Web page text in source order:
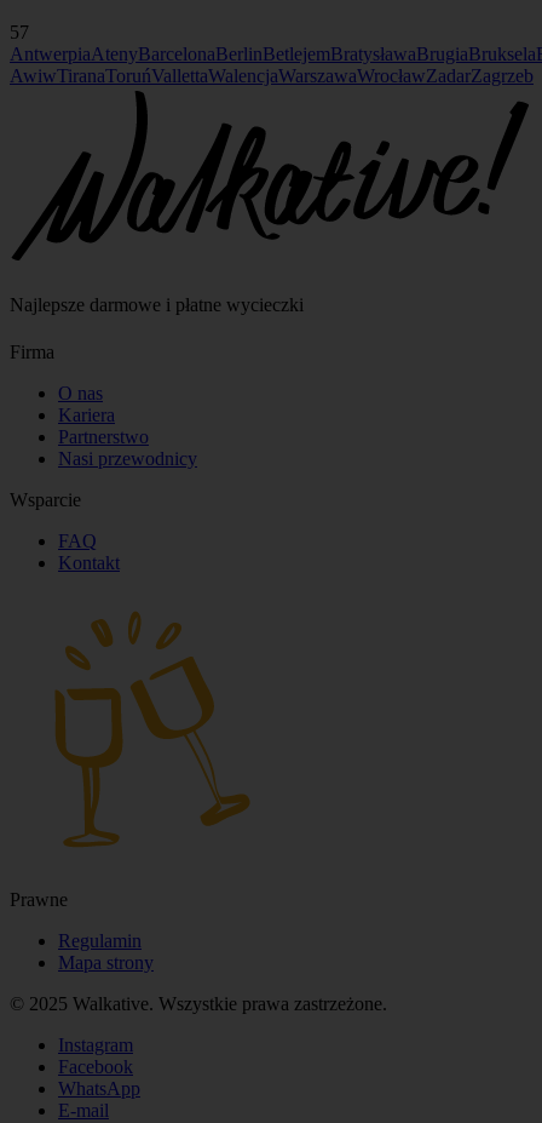
57
AntwerpiaAtenyBarcelonaBerlinBetlejemBratysławaBrugiaBruksela
AwiwTiranaToruńVallettaWalencjaWarszawaWrocławZadarZagrzeb
Najlepsze darmowe i płatne wycieczki
Firma
O nas
Kariera
Partnerstwo
Nasi przewodnicy
Wsparcie
FAQ
Kontakt
Prawne
Regulamin
Mapa strony
© 2025 Walkative. Wszystkie prawa zastrzeżone.
Instagram
Facebook
WhatsApp
E‑mail